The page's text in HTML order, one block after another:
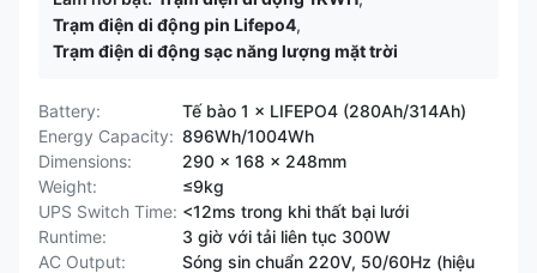
Trạm điện di động pin Lifepo4,
Trạm điện di động sạc năng lượng mặt trời
​​Battery​:
Tế bào 1 × LIFEPO4 (280Ah/314Ah)
​​Energy Capacity​: 896Wh/1004Wh
​​Dimensions​:
290 × 168 × 248mm
​​Weight​:
≤9kg
UPS Switch Time: <12ms trong khi thất bại lưới
Runtime:
3 giờ với tải liên tục 300W
AC Output:
Sóng sin chuẩn 220V, 50/60Hz (hiệu